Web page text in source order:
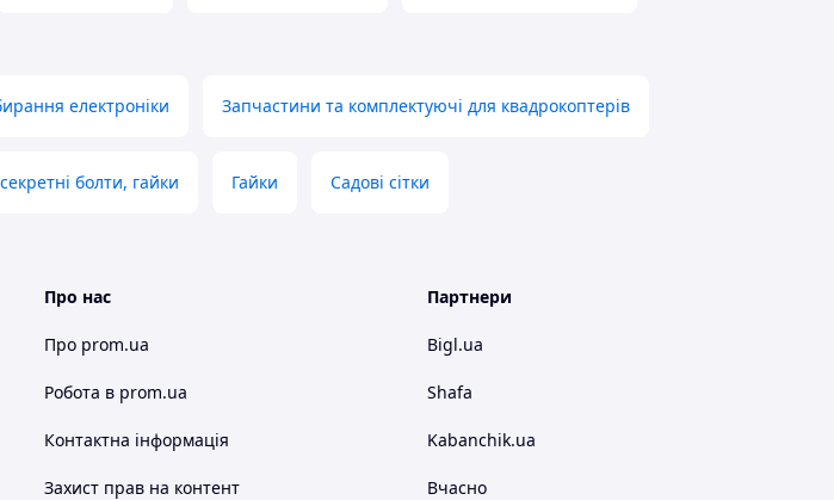
електроніки Запчастини та комплектуючі для квадрокоптерів
болти, гайки Гайки Садові сітки
Про нас
Про prom.ua
Робота в prom.ua
Контактна інформація
Захист прав на контент
Партнери
Bigl.ua
Shafa
Kabanchik.ua
Вчасно